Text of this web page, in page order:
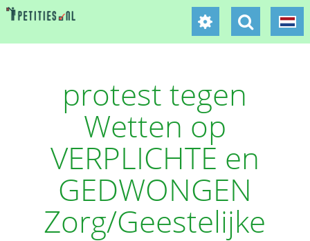
protest tegen
Wetten op
VERPLICHTE en
GEDWONGEN
Zorg/Geestelijke